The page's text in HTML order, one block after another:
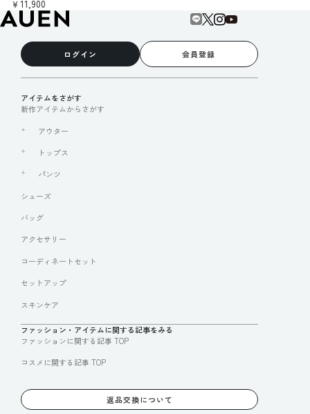
￥11,900
ログイン 会員登録
アイテムをさがす
新作アイテムからさがす
アウター
トップス
パンツ
シューズ
バッグ
アクセサリー
コーディネートセット
セットアップ
スキンケア
ファッション・アイテムに関する記事をみる
ファッションに関する記事 TOP
コスメに関する記事 TOP
返品交換について